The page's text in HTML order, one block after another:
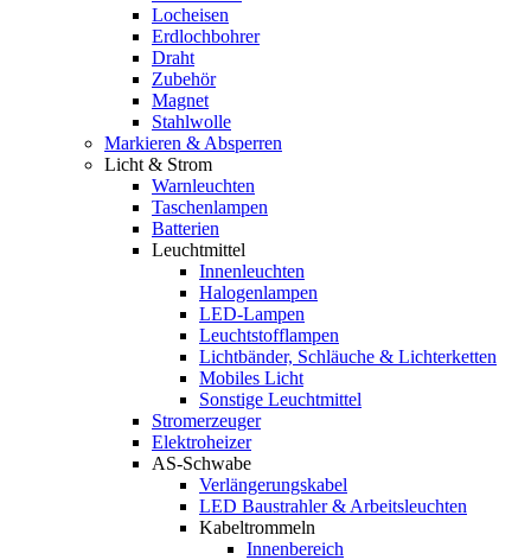
Locheisen
Erdlochbohrer
Draht
Zubehör
Magnet
Stahlwolle
Markieren & Absperren
Licht & Strom
Warnleuchten
Taschenlampen
Batterien
Leuchtmittel
Innenleuchten
Halogenlampen
LED-Lampen
Leuchtstofflampen
Lichtbänder, Schläuche & Lichterketten
Mobiles Licht
Sonstige Leuchtmittel
Stromerzeuger
Elektroheizer
AS-Schwabe
Verlängerungskabel
LED Baustrahler & Arbeitsleuchten
Kabeltrommeln
Innenbereich